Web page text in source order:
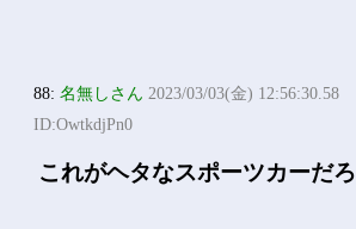
88:名無しさん 2023/03/03(金) 12:56:30.58
ID:OwtkdjPn0
これがヘタなスポーツカーだろ